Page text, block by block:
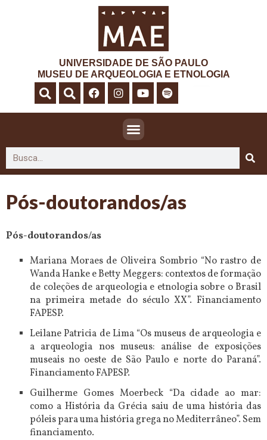
UNIVERSIDADE DE SÃO PAULO
MUSEU DE ARQUEOLOGIA E ETNOLOGIA
Pós-doutorandos/as
Pós-doutorandos/as
Mariana Moraes de Oliveira Sombrio “No rastro de
Wanda Hanke e Betty Meggers: contextos de formação
de coleções de arqueologia e etnologia sobre o Brasil
na primeira metade do século XX”. Financiamento
FAPESP.
Leilane Patricia de Lima “Os museus de arqueologia e
a arqueologia nos museus: análise de exposições
museais no oeste de São Paulo e norte do Paraná”.
Financiamento FAPESP.
Guilherme Gomes Moerbeck “Da cidade ao mar:
como a História da Grécia saiu de uma história das
póleis para uma história grega no Mediterrâneo”. Sem
financiamento.